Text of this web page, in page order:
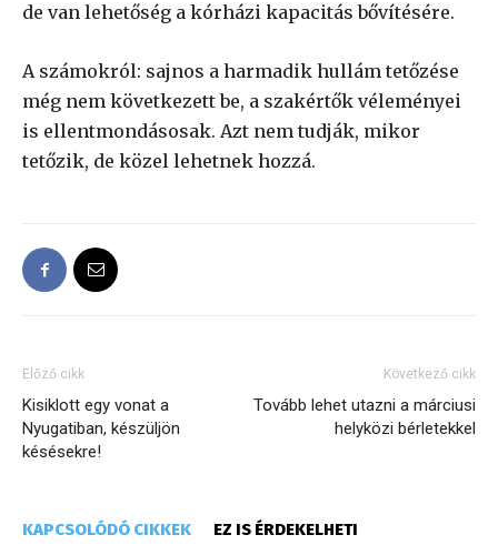
de van lehetőség a kórházi kapacitás bővítésére.
A számokról: sajnos a harmadik hullám tetőzése
még nem következett be, a szakértők véleményei
is ellentmondásosak. Azt nem tudják, mikor
tetőzik, de közel lehetnek hozzá.
Előző cikk
Kisiklott egy vonat a
Nyugatiban, készüljön
késésekre!
Következő cikk
Tovább lehet utazni a márciusi
helyközi bérletekkel
KAPCSOLÓDÓ CIKKEK EZ IS ÉRDEKELHETI